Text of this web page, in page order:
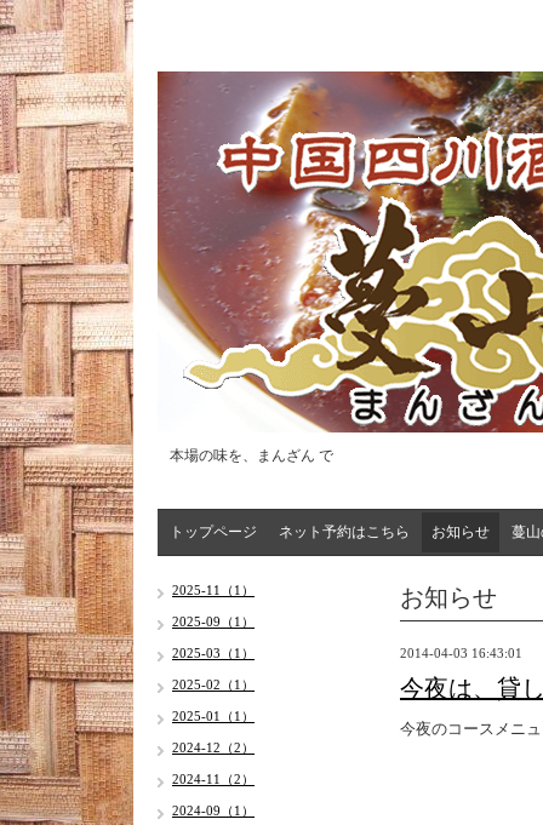
本場の味を、まんざん で
トップページ ネット予約はこちら お知らせ 蔓
お知らせ
2014-04-03 16:43:01
今夜は、貸
今夜のコースメニ
2025-11（1）
2025-09（1）
2025-03（1）
2025-02（1）
2025-01（1）
2024-12（2）
2024-11（2）
2024-09（1）